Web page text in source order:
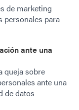
de marketing
personales para
ante una
queja sobre
ante una
de datos